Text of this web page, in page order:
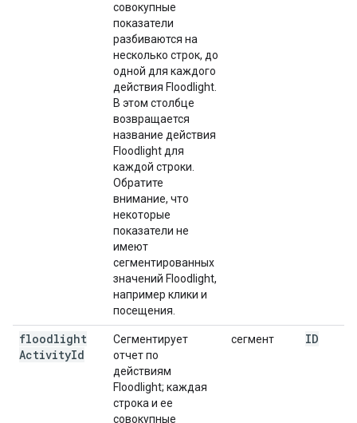
совокупные
показатели
разбиваются на
несколько строк, до
одной для каждого
действия Floodlight.
В этом столбце
возвращается
название действия
Floodlight для
каждой строки.
Обратите
внимание, что
некоторые
показатели не
имеют
сегментированных
значений Floodlight,
например клики и
посещения.
floodlight
ActivityId
Сегментирует
отчет по
действиям
Floodlight; каждая
строка и ее
совокупные
сегмент ID